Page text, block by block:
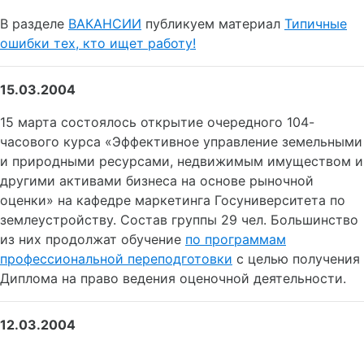
В разделе ВАКАНСИИ публикуем материал Типичные
ошибки тех, кто ищет работу!
15.03.2004
15 марта состоялось открытие очередного 104-
часового курса «Эффективное управление земельными
и природными ресурсами, недвижимым имуществом и
другими активами бизнеса на основе рыночной
оценки» на кафедре маркетинга Госуниверситета по
землеустройству. Состав группы 29 чел. Большинство
из них продолжат обучение по программам
профессиональной переподготовки с целью получения
Диплома на право ведения оценочной деятельности.
12.03.2004